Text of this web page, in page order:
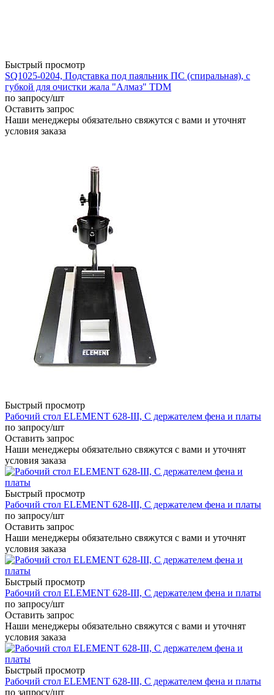
Быстрый просмотр
SQ1025-0204, Подставка под паяльник ПС (спиральная), с
губкой для очистки жала "Алмаз" TDM
по запросу/шт
Оставить запрос
Наши менеджеры обязательно свяжутся с вами и уточнят
условия заказа
Быстрый просмотр
Рабочий стол ELEMENT 628-III, С держателем фена и платы
по запросу/шт
Оставить запрос
Наши менеджеры обязательно свяжутся с вами и уточнят
условия заказа
Быстрый просмотр
Рабочий стол ELEMENT 628-III, С держателем фена и платы
по запросу/шт
Оставить запрос
Наши менеджеры обязательно свяжутся с вами и уточнят
условия заказа
Быстрый просмотр
Рабочий стол ELEMENT 628-III, С держателем фена и платы
по запросу/шт
Оставить запрос
Наши менеджеры обязательно свяжутся с вами и уточнят
условия заказа
Быстрый просмотр
Рабочий стол ELEMENT 628-III, С держателем фена и платы
по запросу/шт